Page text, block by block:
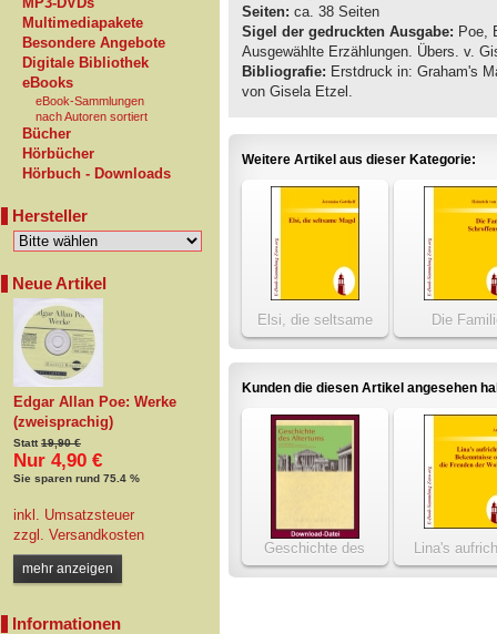
MP3-DVDs
Multimediapakete
Besondere Angebote
Digitale Bibliothek
eBooks
eBook-Sammlungen
nach Autoren sortiert
Bücher
Hörbücher
Hörbuch - Downloads
Hersteller
Neue Artikel
Edgar Allan Poe: Werke
(zweisprachig)
Statt19,90 €
Nur 4,90 €
Sie sparen rund 75.4 %
inkl. Umsatzsteuer
zzgl. Versandkosten
mehr anzeigen
Informationen
Seiten: ca. 38 Seiten
Sigel der gedruckten Ausgabe: Poe,
Ausgewählte Erzählungen. Übers. v.
Bibliografie: Erstdruck in: Graham's
von Gisela Etzel.
Weitere Artikel aus dieser Kategorie:
Elsi, die seltsame
Magd
Die
Kunden die diesen Artikel angesehen
Geschichte des
Altertums
Lina's
Bekenntnisse